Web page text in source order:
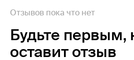
Отзывов пока что нет
Будьте первым,
оставит отзыв